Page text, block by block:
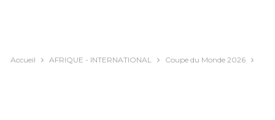
Accueil AFRIQUE - INTERNATIONAL Coupe du Monde 2026